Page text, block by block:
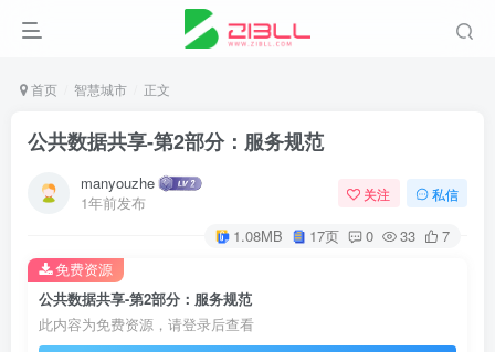
首页 智慧城市 正文
公共数据共享-第2部分：服务规范
manyouzhe
1年前发布
关注 私信
1.08MB 17页 0 33 7
公共数据共享-第2部分：服务规范
此内容为免费资源，请登录后查看
免费资源